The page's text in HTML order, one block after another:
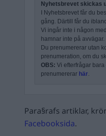
Nyhetsbrevet skickas
I Nyhetsbrevet får du
gång. Därtill får du
Vi ingår inte i någon
hamnar inte på avvägar.
Du prenumererar utan
prenumeration, om du
OBS: Vi efterfrågar
prenumererar här.
Para§rafs artiklar,
Facebooksida.